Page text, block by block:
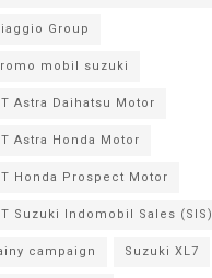
Group
mobil suzuki
Astra Daihatsu Motor
Astra Honda Motor
Honda Prospect Motor
Suzuki Indomobil Sales (SIS)
campaign Suzuki XL7